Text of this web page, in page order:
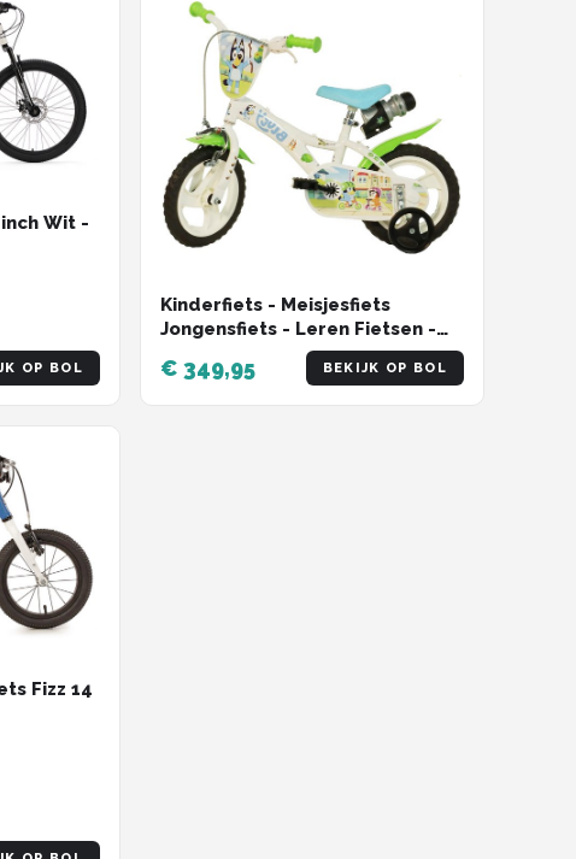
Wit -
OP BOL
Kinderfiets - Meisjesfiets
Jongensfiets - Leren Fietsen -
Met Bluey Thema - 12 Inch
Wielmaat - Veelkleurig
€ 349,95 BEKIJK OP BOL
Fizz 14